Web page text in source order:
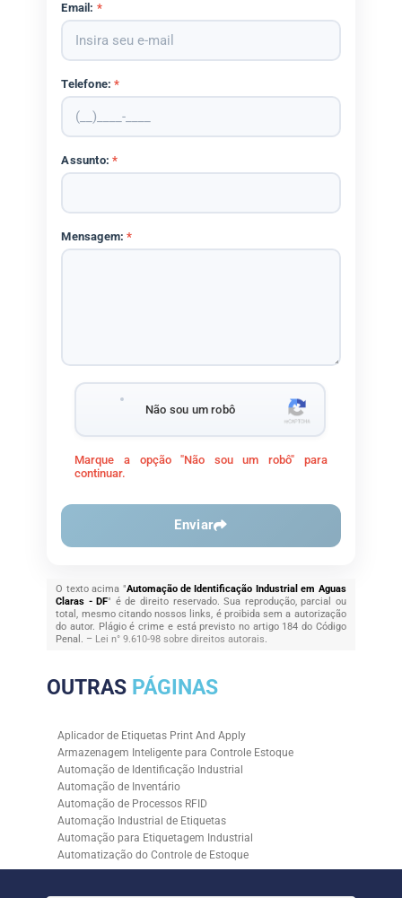
Email: *
Telefone:*
Assunto:*
Mensagem:*
Não sou um robô
Marque a opção "Não sou um robô" para
continuar.
Enviar
O texto acima "Automação de Identificação Industrial em Aguas
Claras - DF" é de direito reservado. Sua reprodução, parcial ou
total, mesmo citando nossos links, é proibida sem a autorização
do autor. Plágio é crime e está previsto no artigo 184 do Código
Penal. – Lei n° 9.610-98 sobre direitos autorais.
OUTRAS PÁGINAS
Aplicador de Etiquetas Print And Apply
Armazenagem Inteligente para Controle Estoque
Automação de Identificação Industrial
Automação de Inventário
Automação de Processos RFID
Automação Industrial de Etiquetas
Automação para Etiquetagem Industrial
Automatização do Controle de Estoque
Controle de Estoque com RFID